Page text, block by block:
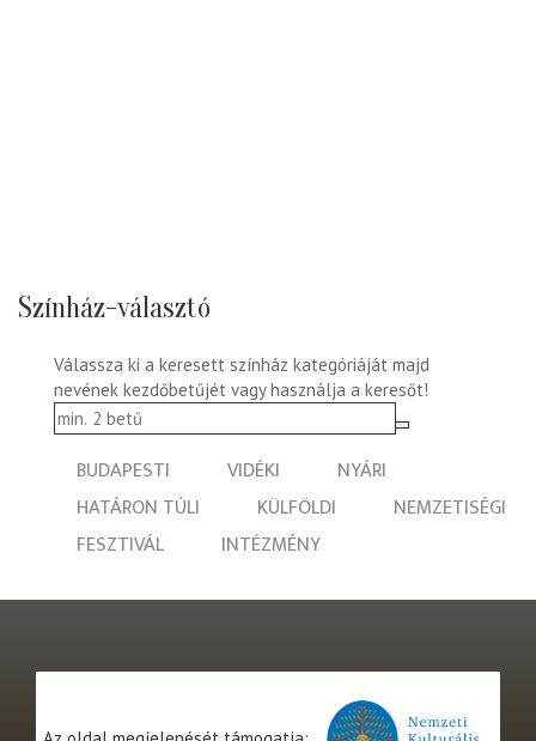
Színház-választó
Válassza ki a keresett színház kategóriáját majd
nevének kezdőbetűjét vagy használja a keresőt!
BUDAPESTI VIDÉKI
NYÁRI
HATÁRON TÚLI
KÜLFÖLDI
NEMZETISÉGI
FESZTIVÁL
INTÉZMÉNY